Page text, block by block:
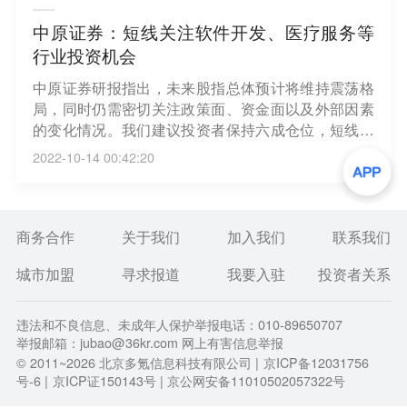
中原证券：短线关注软件开发、医疗服务等
行业投资机会
中原证券研报指出，未来股指总体预计将维持震荡格
局，同时仍需密切关注政策面、资金面以及外部因素
的变化情况。我们建议投资者保持六成仓位，短线关
注软件开发、医疗服务、电力以及通信设备等行业的
2022-10-14 00:42:20
商务合作 关于我们 加入我们
联系我们
城市加盟
寻求报道 我要入驻 投资者关系
违法和不良信息、未成年人保护举报电话：010-89650707
举报邮箱：jubao@36kr.com 网上有害信息举报
© 2011~2026北京多氪信息科技有限公司 | 京ICP备12031756
号-6 | 京ICP证150143号 | 京公网安备11010502057322号